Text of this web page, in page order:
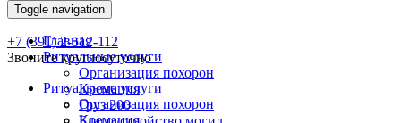
Toggle navigation
Главная
Ритуальные услуги
Организация похорон
Кремация
Груз 200
+7 (391) 2-512-112
Звоните круглосуточно
Ритуальные услуги
Организация похорон
Кремация